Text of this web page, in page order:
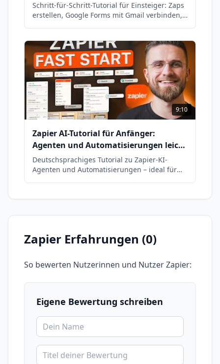
Schritt-für-Schritt-Tutorial für Einsteiger: Zaps
erstellen, Google Forms mit Gmail verbinden,
9:10
Zapier AI-Tutorial für Anfänger:
Agenten und Automatisierungen leicht
gemacht
Deutschsprachiges Tutorial zu Zapier-KI-
Agenten und Automatisierungen – ideal für
Zapier Erfahrungen (0)
So bewerten Nutzerinnen und NutzerZapier:
Eigene Bewertung schreiben